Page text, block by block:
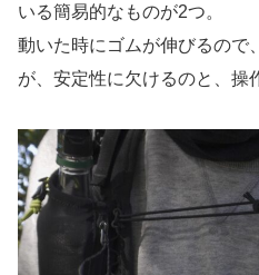
いる簡易的なものが2つ。
動いた時にゴムが伸びるので
が、安定性に欠けるのと、操